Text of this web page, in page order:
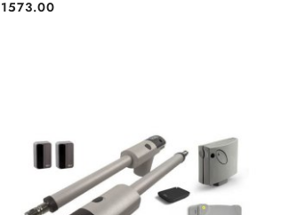
Cena:
1573.00